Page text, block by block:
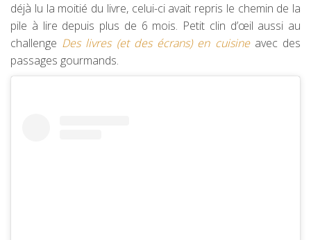
déjà lu la moitié du livre, celui-ci avait repris le chemin de la
pile à lire depuis plus de 6 mois. Petit clin d’œil aussi au
challenge Des livres (et des écrans) en cuisineavec des
passages gourmands.